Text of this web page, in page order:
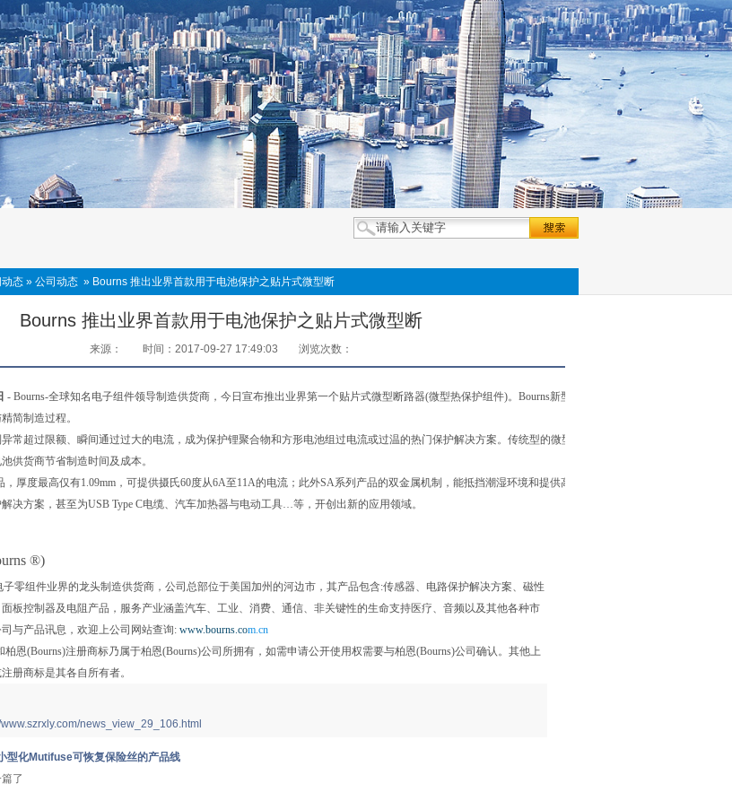
态 » 公司动态 » Bourns 推出业界首款用于电池保护之贴片式微型断
Bourns 推出业界首款用于电池保护之贴片式微型断
来源： 时间：2017-09-27 17:49:03 浏览次数：
- Bourns-全球知名电子组件领导制造供货商，今日宣布推出业界第一个贴片式微型断路器(微型热保护组件)。Bourns新型SA系列微型断路器组件的电池
简制造过程。
常超过限额、瞬间通过过大的电流，成为保护锂聚合物和方形电池组过电流或过温的热门保护解决方案。传统型的微型断路器组件是在制作过程中进行
供货商节省制造时间及成本。
，厚度最高仅有1.09mm，可提供摄氏60度从6A至11A的电流；此外SA系列产品的双金属机制，能抵挡潮湿环境和提供高防腐的效能。以上特色加上表面
决方案，甚至为USB Type C电缆、汽车加热器与电动工具…等，开创出新的应用领域。
®)
子零组件业界的龙头制造供货商，公司总部位于美国加州的河边市，其产品包含:传感器、电路保护解决方案、磁性
板控制器及电阻产品，服务产业涵盖汽车、工业、消费、通信、非关键性的生命支持医疗、音频以及其他各种市
与产品讯息，欢迎上公司网站查询: www.bourns.com.cn
恩(Bourns)注册商标乃属于柏恩(Bourns)公司所拥有，如需申请公开使用权需要与柏恩(Bourns)公司确认。其他上
册商标是其各自所有者。
www.szrxly.com/news_view_29_106.html
型化Mutifuse可恢复保险丝的产品线
了